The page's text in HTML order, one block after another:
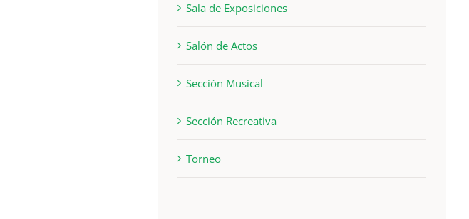
Sala de Exposiciones
Salón de Actos
Sección Musical
Sección Recreativa
Torneo